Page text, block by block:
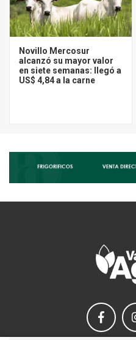
Novillo Mercosur
alcanzó su mayor valor
en siete semanas: llegó a
US$ 4,84 a la carne